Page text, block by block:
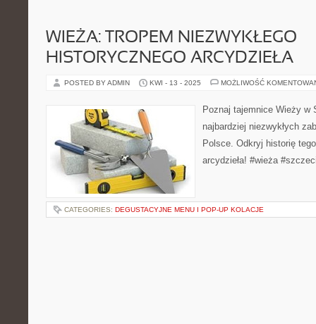
WIEŻA: TROPEM NIEZWYKŁEGO
HISTORYCZNEGO ARCYDZIEŁA
POSTED BY ADMIN KWI - 13 - 2025 MOŻLIWOŚĆ
Poznaj tajemnice Wieży w
najbardziej niezwykłych
Polsce. Odkryj historię
arcydzieła! #wieża
CATEGORIES: DEGUSTACYJNE MENU I POP-UP KOLACJE